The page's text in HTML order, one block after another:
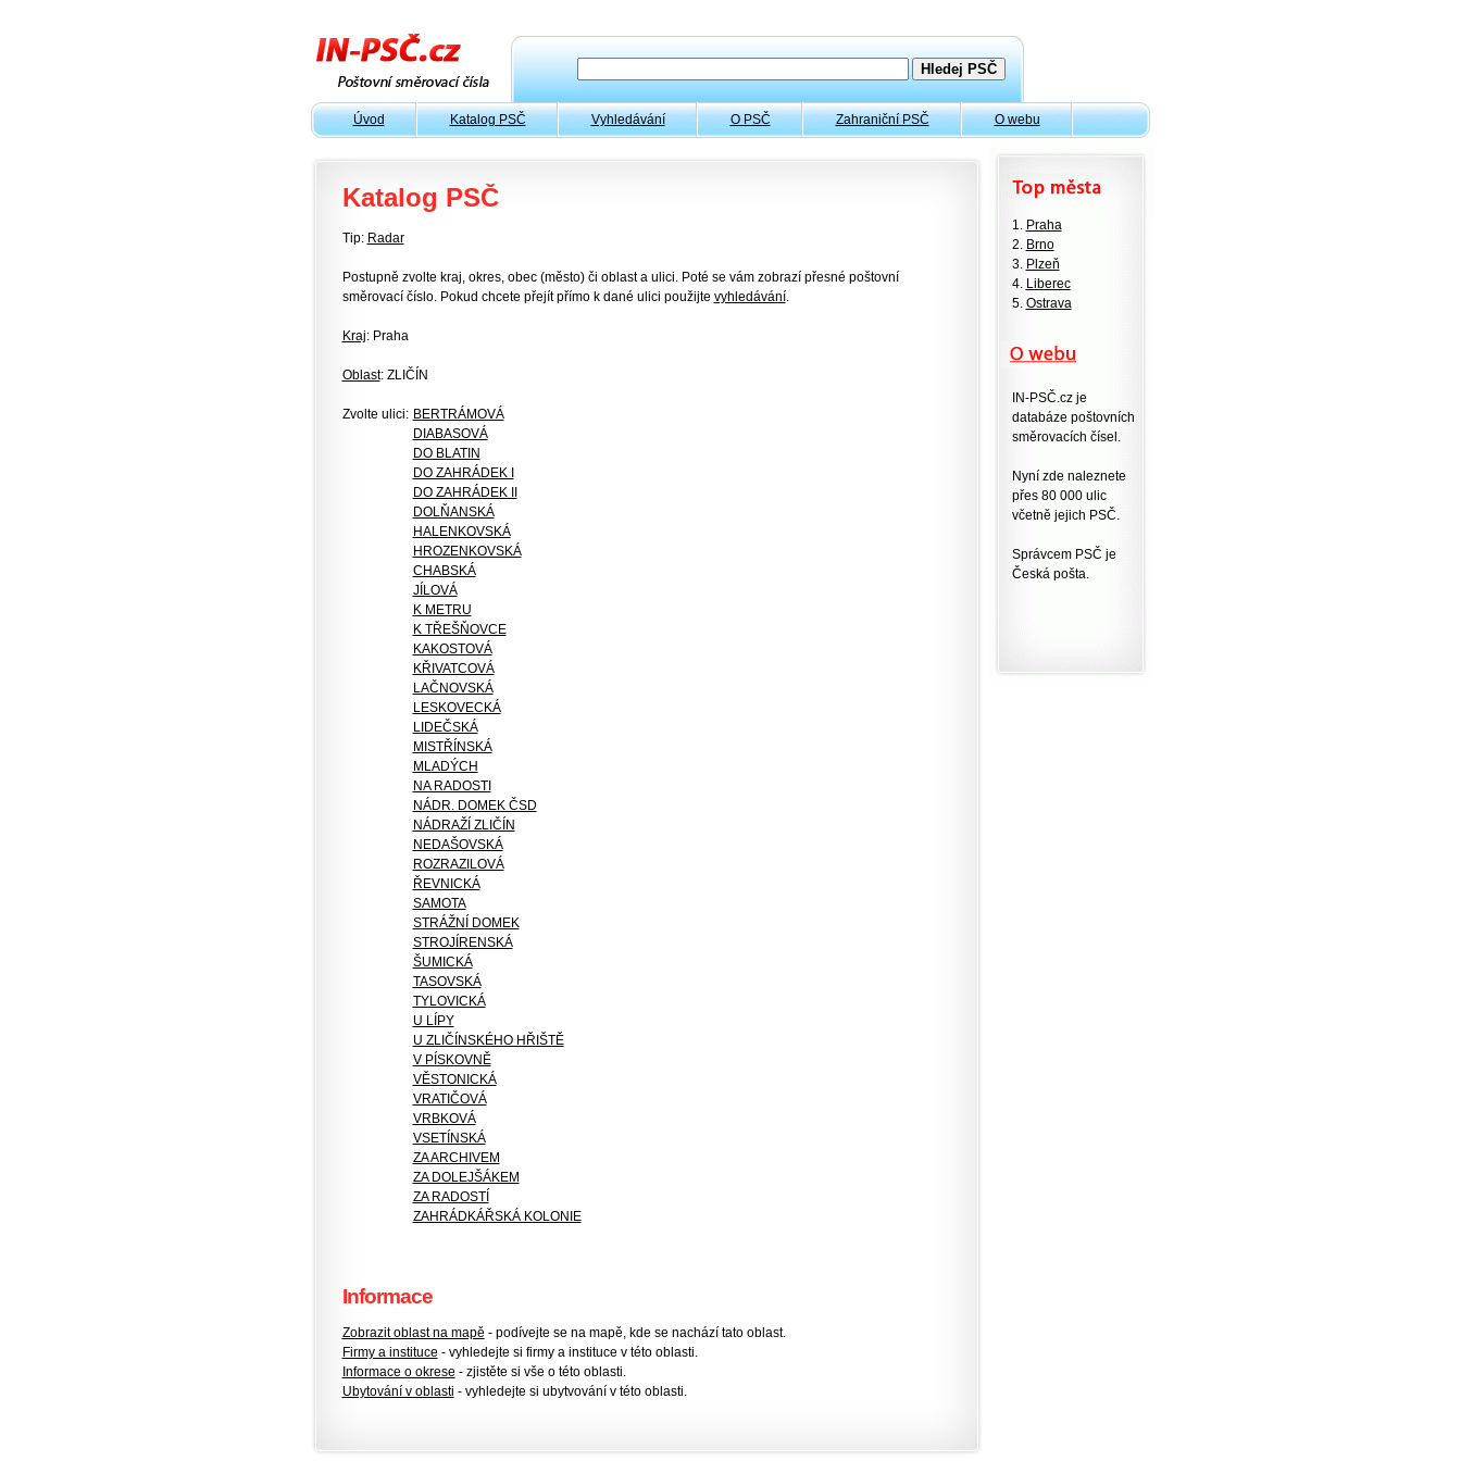
Úvod Katalog PSČ Vyhledávání O PSČ Zahraniční PSČ O webu
Katalog PSČ
Tip: Radar
Postupně zvolte kraj, okres, obec (město) či oblast a ulici. Poté se vám zobrazí přesné poštovní
směrovací číslo. Pokud chcete přejít přímo k dané ulici použijte vyhledávání.
Kraj: Praha
Oblast: ZLIČÍN
Zvolte ulici: BERTRÁMOVÁ
DIABASOVÁ
DO BLATIN
DO ZAHRÁDEK I
DO ZAHRÁDEK II
DOLŇANSKÁ
HALENKOVSKÁ
HROZENKOVSKÁ
CHABSKÁ
JÍLOVÁ
K METRU
K TŘEŠŇOVCE
KAKOSTOVÁ
KŘIVATCOVÁ
LAČNOVSKÁ
LESKOVECKÁ
LIDEČSKÁ
MISTŘÍNSKÁ
MLADÝCH
NA RADOSTI
NÁDR. DOMEK ČSD
NÁDRAŽÍ ZLIČÍN
NEDAŠOVSKÁ
ROZRAZILOVÁ
ŘEVNICKÁ
SAMOTA
STRÁŽNÍ DOMEK
STROJÍRENSKÁ
ŠUMICKÁ
TASOVSKÁ
TYLOVICKÁ
U LÍPY
U ZLIČÍNSKÉHO HŘIŠTĚ
V PÍSKOVNĚ
VĚSTONICKÁ
VRATIČOVÁ
VRBKOVÁ
VSETÍNSKÁ
ZA ARCHIVEM
ZA DOLEJŠÁKEM
ZA RADOSTÍ
ZAHRÁDKÁŘSKÁ KOLONIE
Informace
Zobrazit oblast na mapě - podívejte se na mapě, kde se nachází tato oblast.
Firmy a instituce - vyhledejte si firmy a instituce v této oblasti.
Informace o okrese - zjistěte si vše o této oblasti.
Ubytování v oblasti - vyhledejte si ubytvování v této oblasti.
1. Praha
2. Brno
3. Plzeň
4. Liberec
5. Ostrava
IN-PSČ.cz je
databáze poštovních
směrovacích čísel.
Nyní zde naleznete
přes 80 000 ulic
včetně jejich PSČ.
Správcem PSČ je
Česká pošta.